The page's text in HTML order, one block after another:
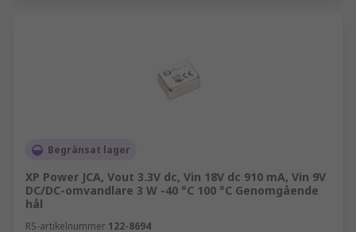
Begränsat lager
XP Power JCA, Vout 3.3V dc, Vin 18V dc 910 mA, Vin 9V
DC/DC-omvandlare 3 W -40 °C 100 °C Genomgående
hål
RS-artikelnummer 122-8694